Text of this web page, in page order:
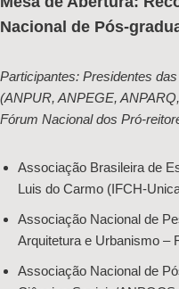
Nacional de Pós-
Participantes: Presidentes
(ANPUR, ANPEGE,
Fórum Nacional dos Pró-
Associação Brasileira de
Luis do Carmo (IFCH-
Associação Nacional de
Arquitetura e Urbanismo –
Associação Nacional de